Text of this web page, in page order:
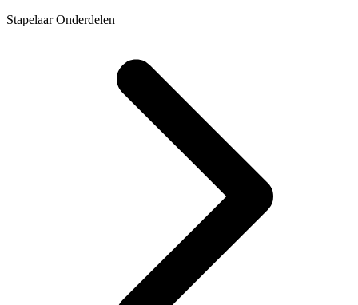
Stapelaar Onderdelen